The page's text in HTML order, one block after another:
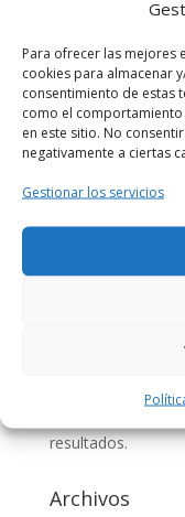
Para ofrecer las mejores
cookies para almacenar
consentimiento de estas
como el
en este sitio. No
negativamente a ciertas
Gestionar los servicios
Comentarios
TED,
CoworkingValencia
TEDxValencia |
Segunda
valencia |
creación de
Beatriz Cañizares
resultados.
Archivos